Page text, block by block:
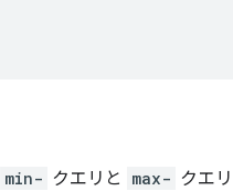
min- クエリと max- クエリ